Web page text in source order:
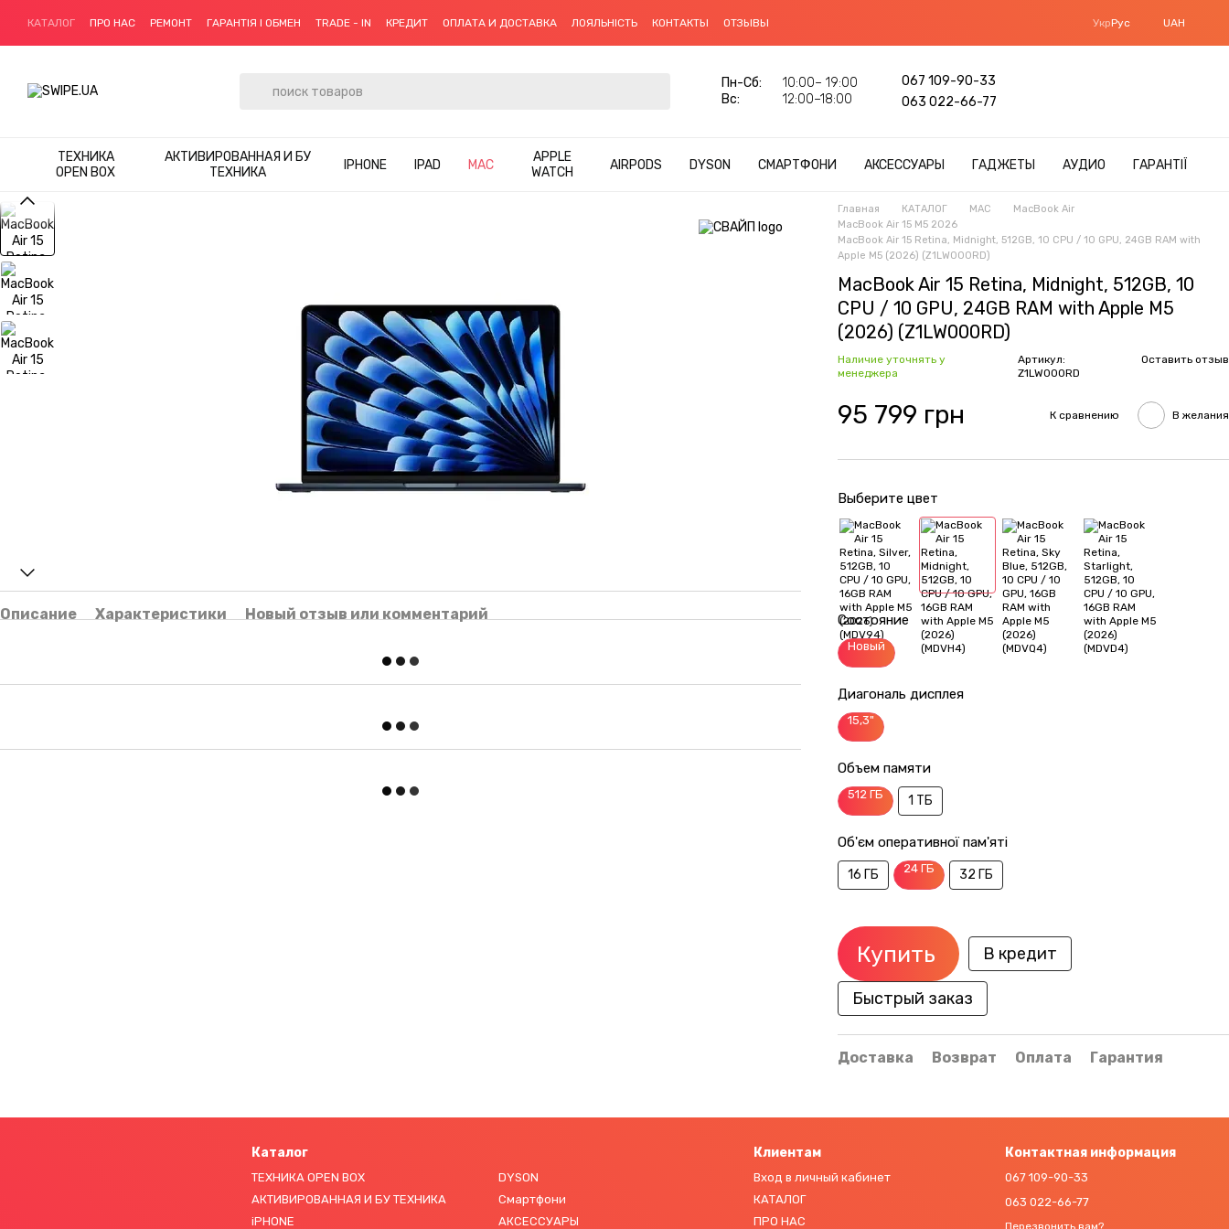
КАТАЛОГ ПРО НАС РЕМОНТ ГАРАНТІЯ І ОБМЕН TRADE - IN КРЕДИТ ОПЛАТА И ДОСТАВКА ЛОЯЛЬНІСТЬ КОНТАКТЫ ОТЗЫВЫ УкрРус UAH
Пн-Сб:
10:00– 19:00
Вс:
12:00–18:00
067 109-90-33
063 022-66-77
ТЕХНИКА
OPEN BOX
АКТИВИРОВАННАЯ И БУ
ТЕХНИКА
IPHONE IPAD MAC
APPLE
WATCH
AIRPODS DYSON СМАРТФОНИ АКСЕССУАРЫ ГАДЖЕТЫ АУДИО ГАРАНТІЇ
Описание Характеристики Новый отзыв или комментарий
Главная КАТАЛОГ MAC
MacBook Air
MacBook Air 15 M5 2026
MacBook Air 15 Retina, Midnight, 512GB, 10 CPU / 10 GPU, 24GB RAM with
Apple M5 (2026) (Z1LW000RD)
MacBook Air 15 Retina, Midnight, 512GB, 10
CPU / 10 GPU, 24GB RAM with Apple M5
(2026) (Z1LW000RD)
Наличие уточнять у
менеджера
Артикул:
Z1LW000RD
Оставить отзыв
95 799 грн К сравнению В желания
Выберите цвет
Состояние
Новый
Диагональ дисплея
15,3"
Объем памяти
512 ГБ 1 ТБ
Об'єм оперативної пам'яті
16 ГБ 24 ГБ 32 ГБ
Купить В кредит
Быстрый заказ
Доставка Возврат Оплата Гарантия
Каталог
ТЕХНИКА OPEN BOX
АКТИВИРОВАННАЯ И БУ ТЕХНИКА
iPHONE
DYSON
Смартфони
АКСЕССУАРЫ
Клиентам
Вход в личный кабинет
КАТАЛОГ
ПРО НАС
Контактная информация
067 109-90-33
063 022-66-77